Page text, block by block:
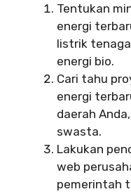
Tentukan
energi
listrik
energi bio.
Cari tahu
energi
daerah
swasta.
Lakukan
web
pemerintah